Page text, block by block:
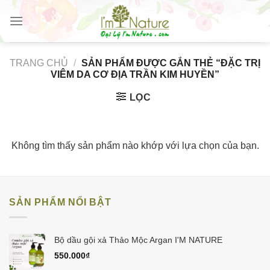
Skip
content
TRANG CHỦ / SẢN PHẨM ĐƯỢC GẮN THẺ “ĐẶC TRỊ
VIÊM DA CƠ ĐỊA TRẦN KIM HUYỀN”
LỌC
Không tìm thấy sản phẩm nào khớp với lựa chọn của bạn.
SẢN PHẨM NỔI BẬT
Bộ dầu gội xả Thảo Mộc Argan I'M NATURE
550.000₫